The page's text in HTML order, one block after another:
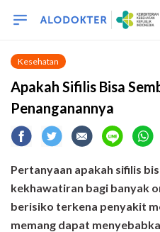
Kesehatan
Apakah Sifilis Bisa
Penanganannya
Pertanyaan apakah sifilis
kekhawatiran bagi banyak
berisiko terkena penyakit
memang dapat